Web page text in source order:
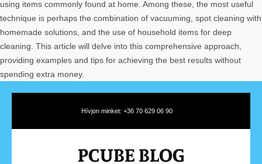
using items commonly found at home. Among these, the most useful
technique is perhaps the combination of vacuuming, spot cleaning with
homemade solutions, and the use of household items for deep
cleaning. This article will delve into this comprehensive approach,
providing examples and tips for achieving the best results without
spending extra money.
Hívjon minket: +36 70 629 06 90